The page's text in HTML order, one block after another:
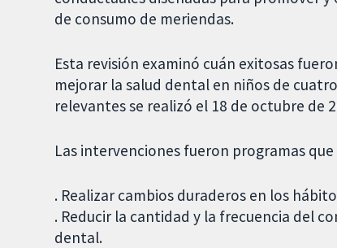
de consumo de meriendas.
Esta revisión examinó cuán exitosas
mejorar la salud dental en niños de
relevantes se realizó el 18 de octubre de
Las intervenciones fueron programas
. Realizar cambios duraderos en los
. Reducir la cantidad y la frecuencia del
dental.